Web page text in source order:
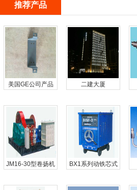
推荐产品
美国GE公司产品 二建大厦
JM16-30型卷扬机
BX1系列动铁芯式